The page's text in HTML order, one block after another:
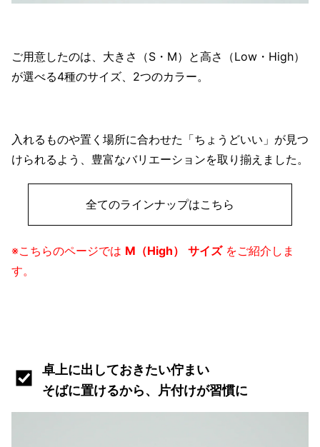
ご用意したのは、大きさ（S・M）と高さ（Low・High）
が選べる4種のサイズ、2つのカラー。
入れるものや置く場所に合わせた「ちょうどいい」が見つ
けられるよう、豊富なバリエーションを取り揃えました。
全てのラインナップはこちら
※こちらのページでは M（High） サイズをご紹介しま
す。
卓上に出しておきたい佇まい
そばに置けるから、片付けが習慣に